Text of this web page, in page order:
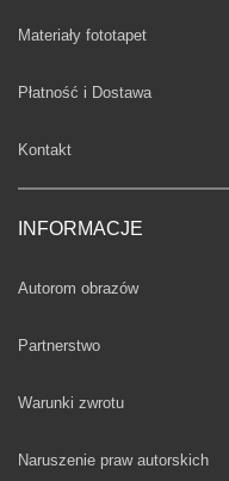
Materiały fototapet
Płatność i Dostawa
Kontakt
INFORMACJE
Autorom obrazów
Partnerstwo
Warunki zwrotu
Naruszenie praw autorskich